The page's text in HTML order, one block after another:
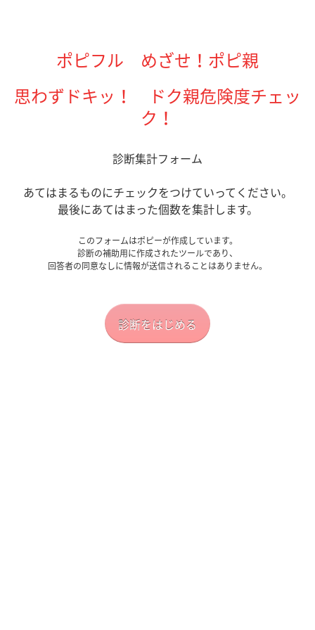
ポピフル めざせ！ポピ親
思わずドキッ！
ドク親危険度チェッ
ク！
診断集計フォーム
あてはまるものにチェックをつけていってください。
最後にあてはまった個数を集計します。
このフォームはポピーが作成しています。
診断の補助用に作成されたツールであり、
回答者の同意なしに情報が送信されることはありません。
診断をはじめる